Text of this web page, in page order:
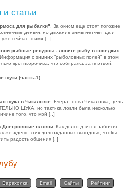
и статьи
для рыбалки". За окном еще стоят погожие
деньки, но дыхание зимы нет-нет да и
сейчас этими [..]
рыбные ресурсы - ловите рыбу в соседних
. Информация с зимних "рыболовных полей" в этом
противоречива, что собираясь за плотвой,
щуки (часть-1)
щука в Чикаловке. Вчера снова Чикаловка, цель
ЩУКА, но тактика ловли была несколько
того, что мой [..]
Днепровские плавни . Как долго длится рабочая
же ждешь этих долгожданных выходных, чтобы
радость общения [..]
Барахолка Email Сайты Рейтинг